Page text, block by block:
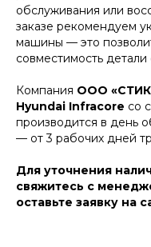
обслуживания или
заказе рекомендуем
машины — это
совместимость
Компания ООО
Hyundai Infracore со
производится в день
— от 3 рабочих дней
Для уточнения
свяжитесь с
оставьте заявку на